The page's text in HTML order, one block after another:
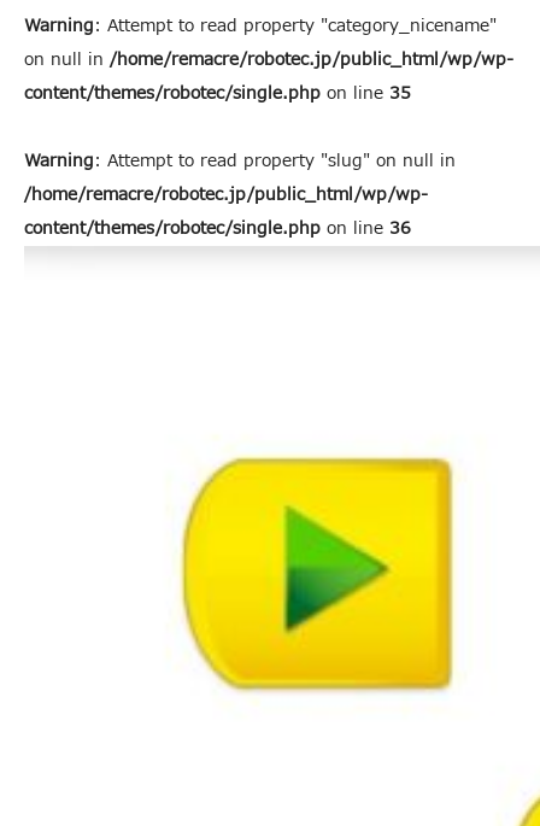
Warning: Attempt to read property "category_nicename"
on null in /home/remacre/robotec.jp/public_html/wp/wp-
content/themes/robotec/single.php on line 35
Warning: Attempt to read property "slug" on null in
/home/remacre/robotec.jp/public_html/wp/wp-
content/themes/robotec/single.php on line 36